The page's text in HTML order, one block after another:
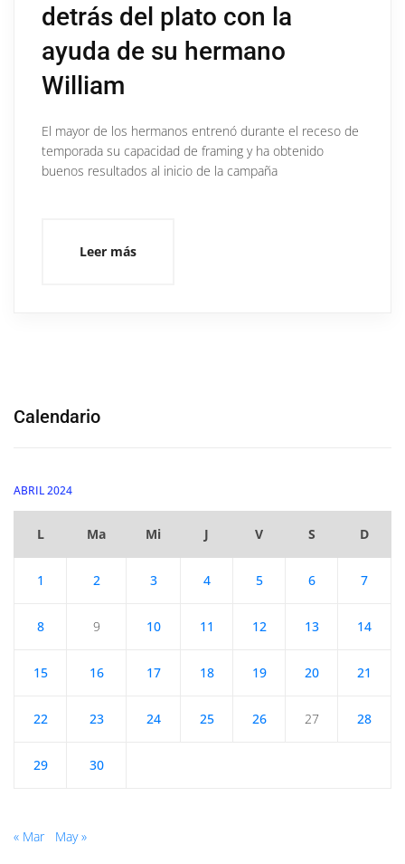
detrás del plato con la
ayuda de su hermano
William
El mayor de los hermanos entrenó durante el receso de
temporada su capacidad de framing y ha obtenido
buenos resultados al inicio de la campaña
Leer más
Calendario
ABRIL 2024
L Ma Mi J V S D
1 2 3 4 5 6 7
8 9 10 11 12 13 14
15 16 17 18 19 20 21
22 23 24 25 26 27 28
29 30
« Mar May »